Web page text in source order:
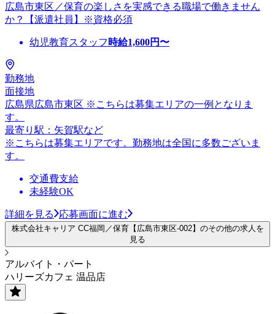
広島市東区／保育の楽しさを実感できる職場で働きません
か？【派遣社員】※資格必須
幼児教育スタッフ 時給1,600円〜
勤務地
面接地
広島県広島市東区 ※こちらは募集エリアの一例となりま
す。
最寄り駅：矢賀駅など
※こちらは募集エリアです。勤務地は全国に多数ございま
す。
交通費支給
未経験OK
詳細を見る 応募画面に進む
株式会社キャリア CC福岡／保育【広島市東区-002】のその他の求人を
見る
アルバイト・パート
ハリーズカフェ 温品店